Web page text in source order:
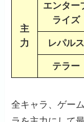
主
力
エンター
ライズ
レパルス
テラー
全キャラ、ゲー